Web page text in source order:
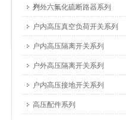
列…
户外六氟化硫断路器系列
户内高压真空负荷开关系列
户内高压隔离开关系列
户外高压隔离开关系列
户内高压接地开关系列
高压配件系列